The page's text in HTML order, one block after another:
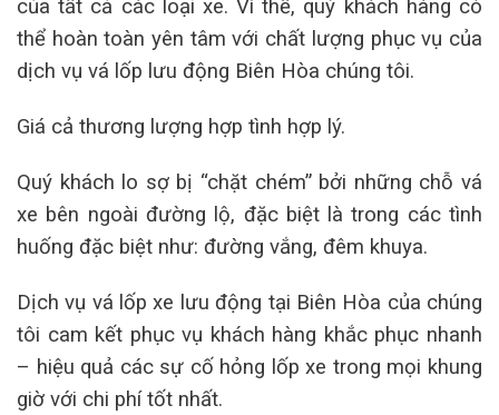
của tất cả các loại xe. Vì thế, quý khách hàng có
thể hoàn toàn yên tâm với chất lượng phục vụ của
dịch vụ vá lốp lưu động Biên Hòa chúng tôi.
Giá cả thương lượng hợp tình hợp lý.
Quý khách lo sợ bị “chặt chém” bởi những chỗ vá
xe bên ngoài đường lộ, đặc biệt là trong các tình
huống đặc biệt như: đường vắng, đêm khuya.
Dịch vụ vá lốp xe lưu động tại Biên Hòa của chúng
tôi cam kết phục vụ khách hàng khắc phục nhanh
– hiệu quả các sự cố hỏng lốp xe trong mọi khung
giờ với chi phí tốt nhất.